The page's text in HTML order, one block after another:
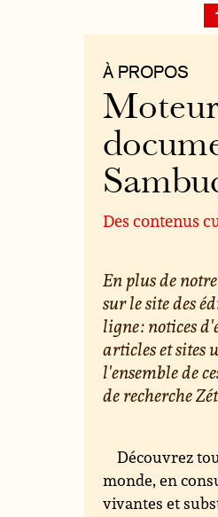
À PROPOS
Des contenus
En plus de
sur le site des
ligne : notices
articles et sites
l'ensemble de
de recherche
Découvrez
monde, en
vivantes et